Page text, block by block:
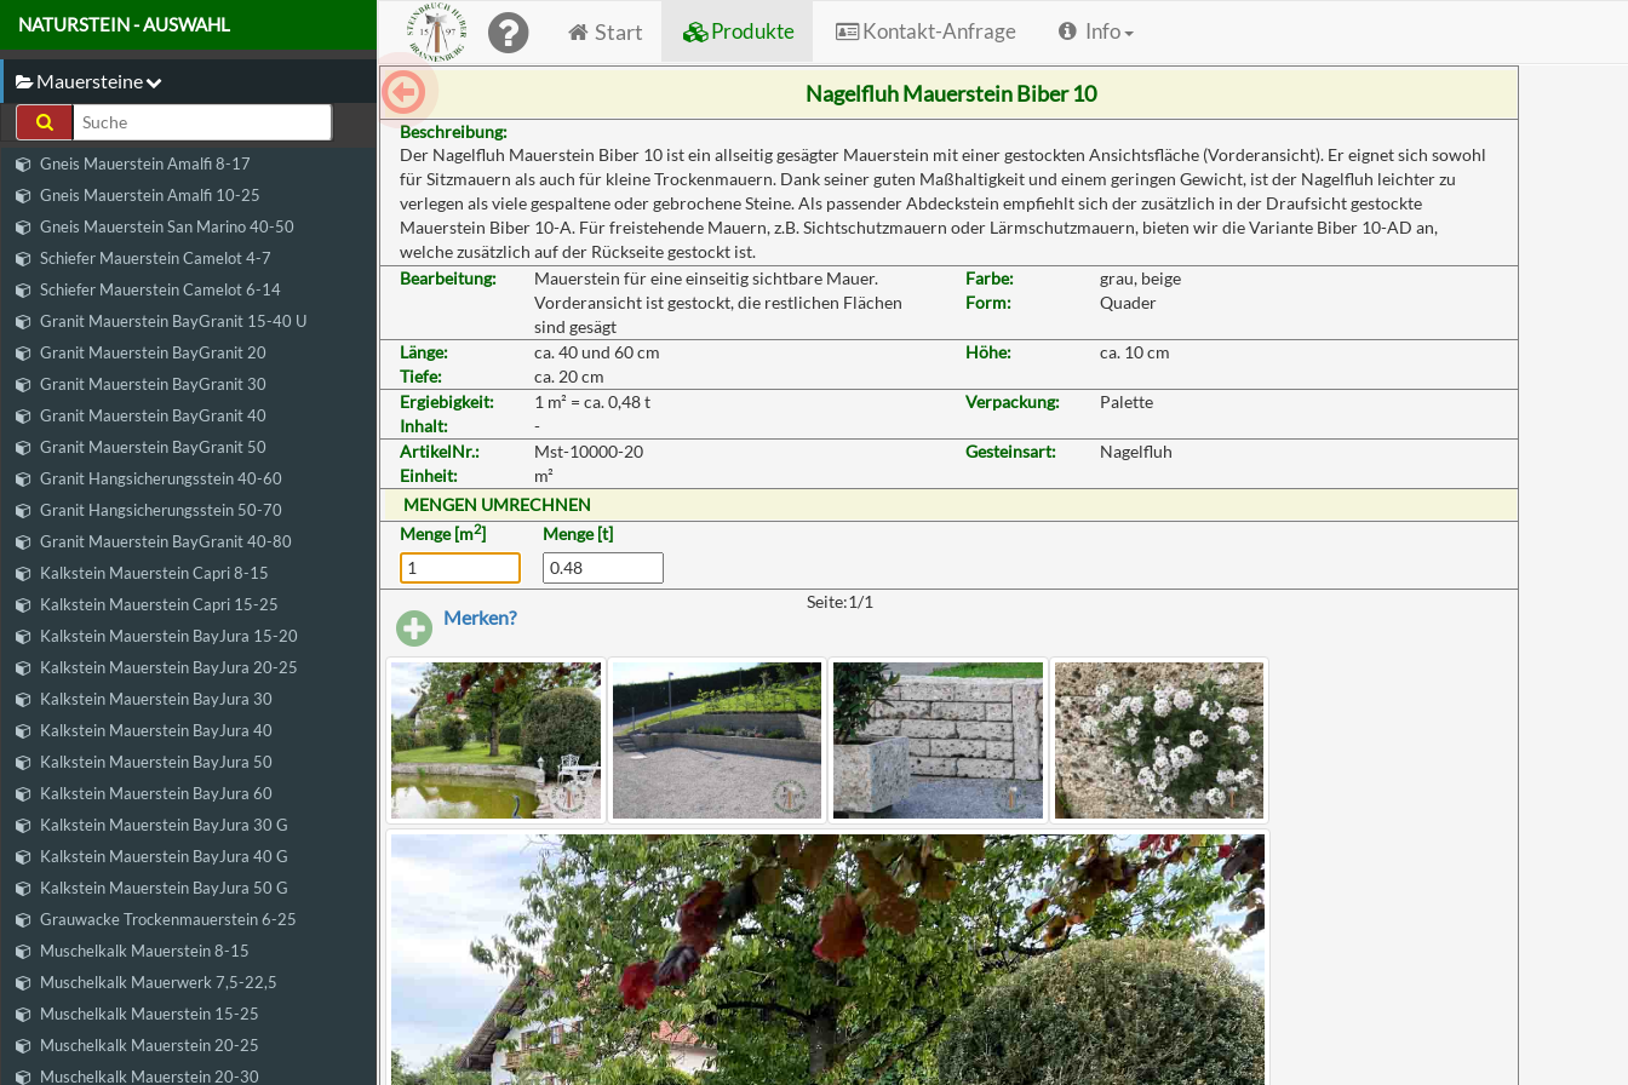
Start Produkte Kontakt-Anfrage Info
Nagelfluh Mauerstein Biber 10
Beschreibung:
Der Nagelfluh Mauerstein Biber 10 ist ein allseitig gesägter Mauerstein mit einer gestockten Ansichtsfläche (Vorderansicht). Er eignet sich sowohl
für Sitzmauern als auch für kleine Trockenmauern. Dank seiner guten Maßhaltigkeit und einem geringen Gewicht, ist der Nagelfluh leichter zu
verlegen als viele gespaltene oder gebrochene Steine. Als passender Abdeckstein empfiehlt sich der zusätzlich in der Draufsicht gestockte
Mauerstein Biber 10-A. Für freistehende Mauern, z.B. Sichtschutzmauern oder Lärmschutzmauern, bieten wir die Variante Biber 10-AD an,
welche zusätzlich auf der Rückseite gestockt ist.
Bearbeitung:
Mauerstein für eine einseitig sichtbare Mauer.
Vorderansicht ist gestockt, die restlichen Flächen
sind gesägt
Farbe:
grau, beige
Form:
Quader
Länge: ca. 40 und 60 cm Höhe:
ca. 10 cm
Tiefe:
ca. 20 cm
Ergiebigkeit:
1 m² = ca. 0,48 t Verpackung:
Palette
Inhalt:
-
ArtikelNr.:
Mst-10000-20 Gesteinsart:
Nagelfluh
Einheit:
m²
MENGEN UMRECHNEN
Menge [m2] Menge [t]
Merken?
Seite:1/1
NATURSTEIN - AUSWAHL
Mauersteine
Gneis Mauerstein Amalfi 8-17
Gneis Mauerstein Amalfi 10-25
Gneis Mauerstein San Marino 40-50
Schiefer Mauerstein Camelot 4-7
Schiefer Mauerstein Camelot 6-14
Granit Mauerstein BayGranit 15-40 U
Granit Mauerstein BayGranit 20
Granit Mauerstein BayGranit 30
Granit Mauerstein BayGranit 40
Granit Mauerstein BayGranit 50
Granit Hangsicherungsstein 40-60
Granit Hangsicherungsstein 50-70
Granit Mauerstein BayGranit 40-80
Kalkstein Mauerstein Capri 8-15
Kalkstein Mauerstein Capri 15-25
Kalkstein Mauerstein BayJura 15-20
Kalkstein Mauerstein BayJura 20-25
Kalkstein Mauerstein BayJura 30
Kalkstein Mauerstein BayJura 40
Kalkstein Mauerstein BayJura 50
Kalkstein Mauerstein BayJura 60
Kalkstein Mauerstein BayJura 30 G
Kalkstein Mauerstein BayJura 40 G
Kalkstein Mauerstein BayJura 50 G
Grauwacke Trockenmauerstein 6-25
Muschelkalk Mauerstein 8-15
Muschelkalk Mauerwerk 7,5-22,5
Muschelkalk Mauerstein 15-25
Muschelkalk Mauerstein 20-25
Muschelkalk Mauerstein 20-30